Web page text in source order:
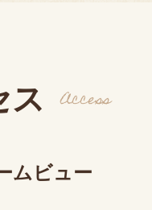
ス Access
ムビュー